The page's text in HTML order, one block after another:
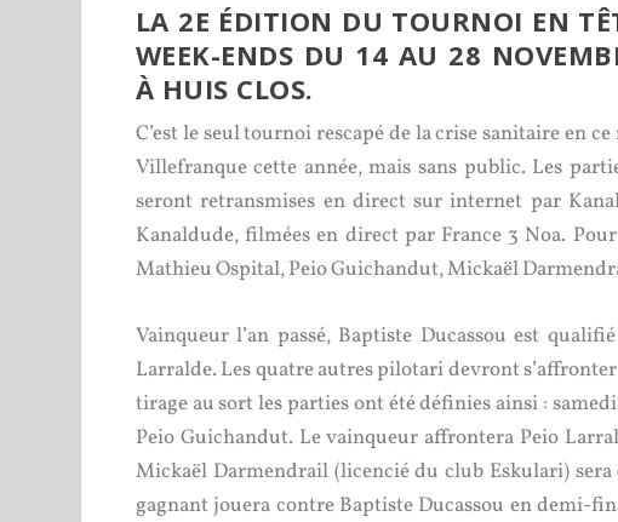
LA 2E ÉDITION DU TOURNOI EN
WEEK-ENDS DU 14 AU 28
À HUIS CLOS.
C’est le seul tournoi rescapé de la crise sanitaire en
Villefranque cette année, mais sans public. Les
seront retransmises en direct sur internet par
Kanaldude, filmées en direct par France 3 Noa.
Mathieu Ospital, Peio Guichandut, Mickaël
Vainqueur l’an passé, Baptiste Ducassou est
Larralde. Les quatre autres pilotari devront
tirage au sort les parties ont été définies ainsi :
Peio Guichandut. Le vainqueur affrontera Peio
Mickaël Darmendrail (licencié du club Eskulari)
gagnant jouera contre Baptiste Ducassou en demi-